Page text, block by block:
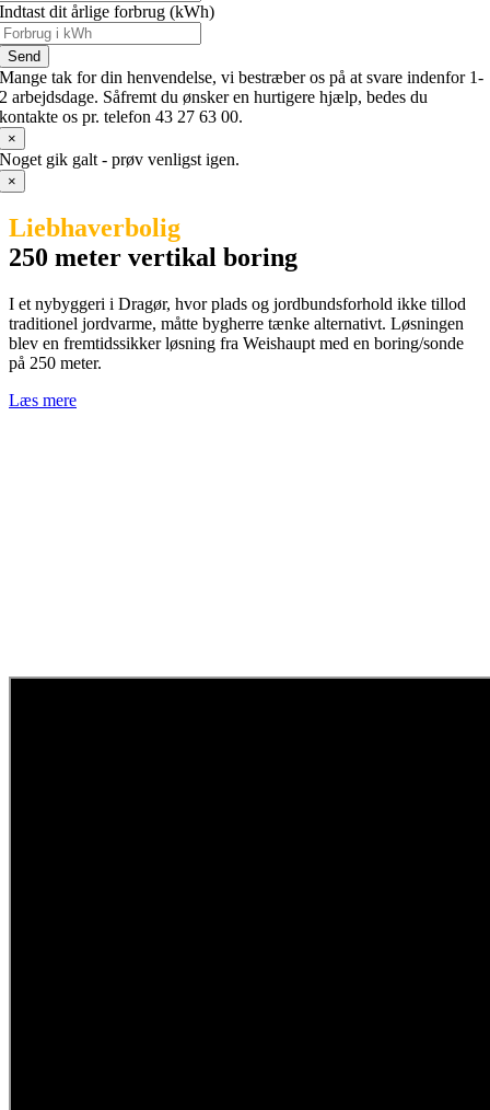
Indtast dit årlige forbrug (kWh)
Send
Mange tak for din henvendelse, vi bestræber os på at svare indenfor 1-
2 arbejdsdage. Såfremt du ønsker en hurtigere hjælp, bedes du
kontakte os pr. telefon 43 27 63 00.
×
Noget gik galt - prøv venligst igen.
×
Liebhaverbolig
250 meter vertikal boring
I et nybyggeri i Dragør, hvor plads og jordbundsforhold ikke tillod
traditionel jordvarme, måtte bygherre tænke alternativt. Løsningen
blev en fremtidssikker løsning fra Weishaupt med en boring/sonde
på 250 meter.
Læs mere